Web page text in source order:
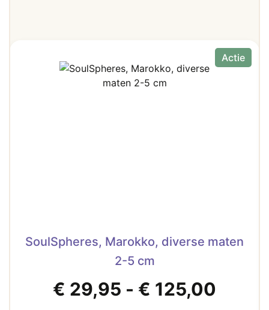
Actie
SoulSpheres, Marokko, diverse maten
2-5 cm
€ 29,95 - € 125,00